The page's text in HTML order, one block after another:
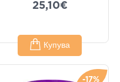
25,10€
Купува
-17%